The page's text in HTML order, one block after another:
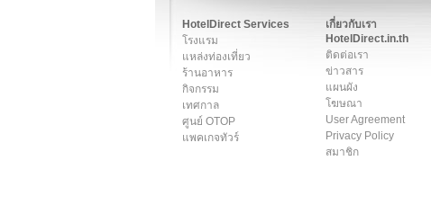
HotelDirect Services
โรงแรม
แหล่งท่องเที่ยว
ร้านอาหาร
กิจกรรม
เทศกาล
ศูนย์ OTOP
แพคเกจทัวร์
เกี่ยวกับเรา
HotelDirect.in.th
ติดต่อเรา
ข่าวสาร
แผนผัง
โฆษณา
User Agreement
Privacy Policy
สมาชิก